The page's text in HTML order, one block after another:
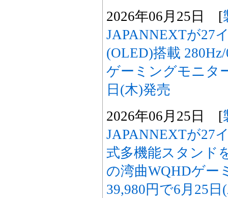
2026年06月25日 [
JAPANNEXTが27
(OLED)搭載
ゲーミングモニタ
日(木)発売
2026年06月25日 [
JAPANNEXTが27
式多機能スタンド
の湾曲WQHDゲー
39,980円で6月25